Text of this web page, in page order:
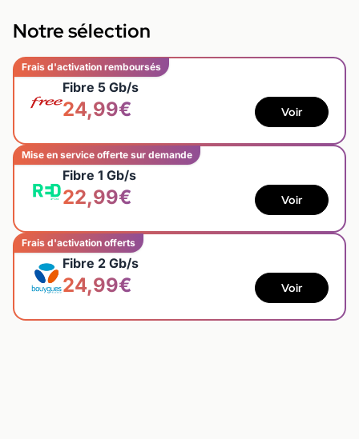
Notre sélection
Frais d'activation remboursés
Fibre 5 Gb/s
24,99€ Voir
Mise en service offerte sur demande
Fibre 1 Gb/s
22,99€ Voir
Frais d'activation offerts
Fibre 2 Gb/s
24,99€ Voir